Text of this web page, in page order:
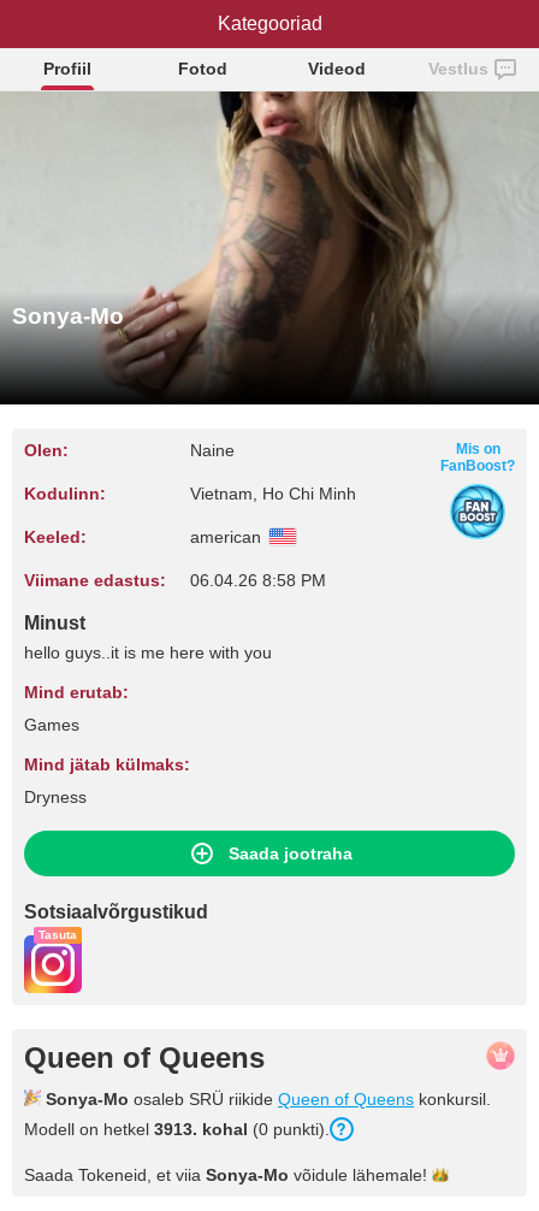
Sonya-Mo
Profiil Fotod Videod Vestlus
Sonya-Mo
Olen: Naine
Kodulinn: Vietnam, Ho Chi Minh
Keeled: american
Viimane edastus: 06.04.26 8:58 PM
Mis on
FanBoost?
Minust
hello guys..it is me here with you
Mind erutab:
Games
Mind jätab külmaks:
Dryness
Saada jootraha
Sotsiaalvõrgustikud
Tasuta
Queen of Queens
Sonya-Mo osaleb SRÜ riikide Queen of Queens konkursil.
Modell on hetkel 3913. kohal (0 punkti).
Saada Tokeneid, et viia Sonya-Mo võidule lähemale!
Kategooriad